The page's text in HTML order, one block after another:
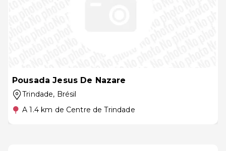
Pousada Jesus De Nazare
Trindade, Brésil
A 1.4 km de Centre de Trindade